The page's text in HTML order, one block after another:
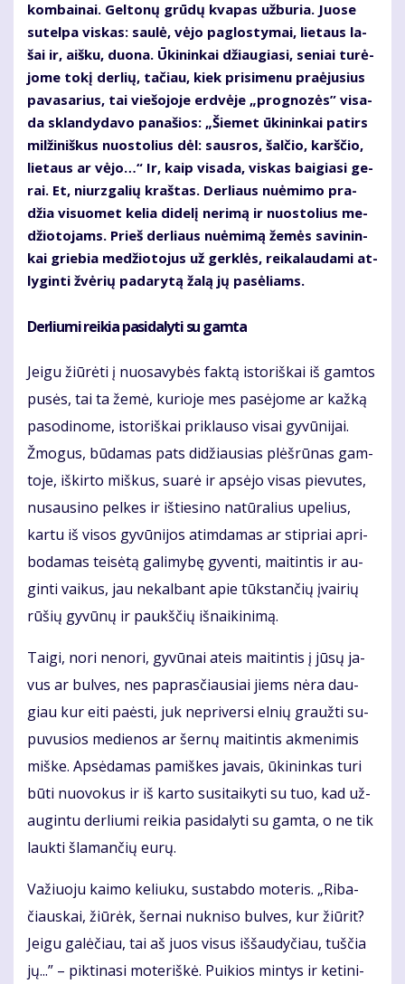
kom­bai­nai. Gel­to­nų grū­dų kva­pas už­bu­ria. Juo­se
su­tel­pa vis­kas: sau­lė, vė­jo pa­glos­ty­mai, lie­taus la­
šai ir, aiš­ku, duo­na. Ūki­nin­kai džiau­gia­si, se­niai tu­rė­
jo­me to­kį der­lių, ta­čiau, kiek pri­si­me­nu pra­ėju­sius
pa­va­sa­rius, tai vie­šo­jo­je erd­vė­je „prog­no­zės” vi­sa­
da sklan­dy­da­vo pa­na­šios: „Šie­met ūki­nin­kai pa­tirs
mil­ži­niš­kus nuos­to­lius dėl: saus­ros, šal­čio, karš­čio,
lie­taus ar vė­jo…“ Ir, kaip vi­sa­da, vis­kas bai­gia­si ge­
rai. Et, niurz­ga­lių kraš­tas. Der­liaus nu­ė­mi­mo pra­
džia vi­suo­met ke­lia di­de­lį ne­ri­mą ir nuos­to­lius me­
džio­to­jams. Prieš der­liaus nu­ė­mi­mą že­mės sa­vi­nin­
kai grie­bia me­džio­to­jus už ger­klės, rei­ka­lau­da­mi at­
ly­gin­ti žvė­rių pa­da­ry­tą ža­lą jų pa­sė­liams.
Derliu­mi rei­kia pa­si­da­ly­ti su gam­ta
Jei­gu žiū­rė­ti į nuo­sa­vy­bės fak­tą is­to­riš­kai iš gam­tos
pu­sės, tai ta že­mė, ku­rio­je mes pa­sė­jo­me ar kaž­ką
pa­so­di­no­me, is­to­riš­kai pri­klau­so vi­sai gy­vū­ni­jai.
Žmo­gus, bū­da­mas pats di­džiau­sias plėš­rū­nas gam­
to­je, iš­kir­to miš­kus, su­arė ir ap­sė­jo vi­sas pie­vu­tes,
nu­sau­si­no pel­kes ir iš­tie­si­no na­tū­ra­lius upe­lius,
kar­tu iš vi­sos gy­vū­ni­jos at­im­da­mas ar stip­riai ap­ri­
bo­da­mas tei­sė­tą ga­li­my­bę gy­ven­ti, mai­tin­tis ir au­
gin­ti vai­kus, jau ne­kal­bant apie tūks­tan­čių įvai­rių
rū­šių gy­vū­nų ir paukš­čių iš­nai­ki­ni­mą.
Tai­gi, no­ri ne­no­ri, gy­vū­nai at­eis mai­tin­tis į jū­sų ja­
vus ar bul­ves, nes pa­pras­čiau­siai jiems nė­ra dau­
giau kur ei­ti pa­ės­ti, juk ne­pri­ver­si el­nių grauž­ti su­
pu­vu­sios me­die­nos ar šer­nų mai­tin­tis ak­me­ni­mis
miš­ke. Ap­sė­da­mas pa­miš­kes ja­vais, ūki­nin­kas tu­ri
bū­ti nuo­vo­kus ir iš kar­to su­si­tai­ky­ti su tuo, kad už­
au­gin­tu der­liu­mi rei­kia pa­si­da­ly­ti su gam­ta, o ne tik
lauk­ti šla­man­čių eu­rų.
Va­žiuo­ju kai­mo ke­liu­ku, su­stab­do mo­te­ris. „Ri­ba­
čiaus­kai, žiū­rėk, šer­nai nu­kni­so bul­ves, kur žiū­rit?
Jei­gu ga­lė­čiau, tai aš juos vi­sus iš­šau­dy­čiau, tuš­čia
jų...” – pik­ti­na­si mo­te­riš­kė. Pui­kios min­tys ir ke­ti­ni­